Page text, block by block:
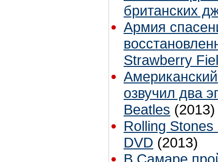
британских
Армия
Strawberry
озвучил два
Beatles (2013)
Rolling
DVD (2013)